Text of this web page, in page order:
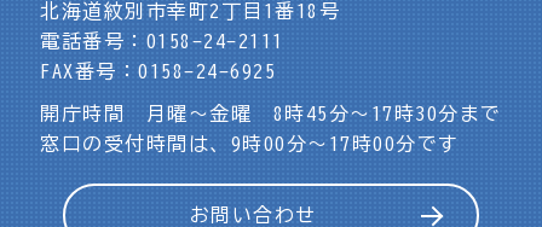
北海道紋別市幸町2丁目1番18号
電話番号：0158-24-2111
FAX番号：0158-24-6925
開庁時間 月曜～金曜 8時45分～17時30分まで
窓口の受付時間は、9時00分～17時00分です
お問い合わせ